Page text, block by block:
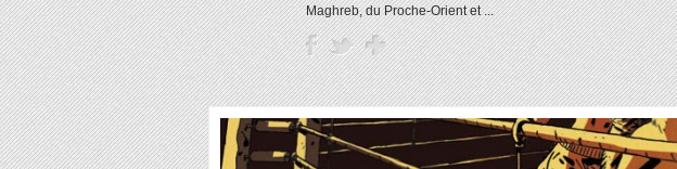
Maghreb, du Proche-Orient et ...